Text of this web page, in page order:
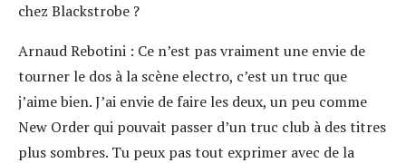
chez Blackstrobe ?
Arnaud Rebotini : Ce n’est pas vraiment une envie de
tourner le dos à la scène electro, c’est un truc que
j’aime bien. J’ai envie de faire les deux, un peu comme
New Order qui pouvait passer d’un truc club à des titres
plus sombres. Tu peux pas tout exprimer avec de la